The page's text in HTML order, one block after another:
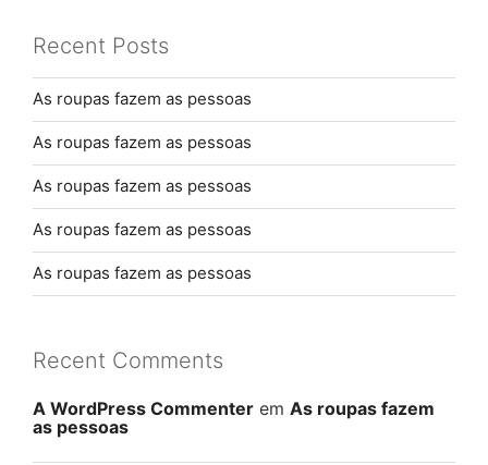
Recent Posts
As roupas fazem as pessoas
As roupas fazem as pessoas
As roupas fazem as pessoas
As roupas fazem as pessoas
As roupas fazem as pessoas
Recent Comments
A WordPress Commenter em As roupas fazem
as pessoas